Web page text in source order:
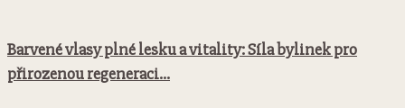
Barvené vlasy plné lesku a vitality: Síla bylinek pro
přirozenou regeneraci...